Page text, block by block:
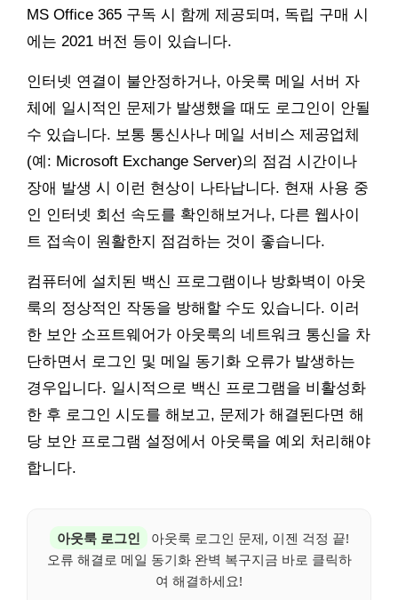
MS Office 365 구독 시 함께 제공되며, 독립 구매 시
에는 2021 버전 등이 있습니다.
인터넷 연결이 불안정하거나, 아웃룩 메일 서버 자
체에 일시적인 문제가 발생했을 때도 로그인이 안될
수 있습니다. 보통 통신사나 메일 서비스 제공업체
(예: Microsoft Exchange Server)의 점검 시간이나
장애 발생 시 이런 현상이 나타납니다. 현재 사용 중
인 인터넷 회선 속도를 확인해보거나, 다른 웹사이
트 접속이 원활한지 점검하는 것이 좋습니다.
컴퓨터에 설치된 백신 프로그램이나 방화벽이 아웃
룩의 정상적인 작동을 방해할 수도 있습니다. 이러
한 보안 소프트웨어가 아웃룩의 네트워크 통신을 차
단하면서 로그인 및 메일 동기화 오류가 발생하는
경우입니다. 일시적으로 백신 프로그램을 비활성화
한 후 로그인 시도를 해보고, 문제가 해결된다면 해
당 보안 프로그램 설정에서 아웃룩을 예외 처리해야
합니다.
아웃룩 로그인
아웃룩 로그인 문제, 이젠 걱정 끝!
오류 해결로 메일 동기화 완벽 복구지금 바로 클릭하
여 해결하세요!